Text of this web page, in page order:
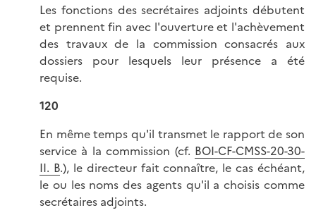
Les fonctions des secrétaires adjoints débutent
et prennent fin avec l'ouverture et l'achèvement
des travaux de la commission consacrés aux
dossiers pour lesquels leur présence a été
requise.
120
En même temps qu'il transmet le rapport de son
service à la commission (cf. BOI-CF-CMSS-20-30-
II. B.), le directeur fait connaître, le cas échéant,
le ou les noms des agents qu'il a choisis comme
secrétaires adjoints.